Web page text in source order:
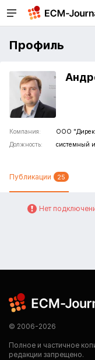
Профиль
Компания:
ООО
Должность:
системный
Публикации 25
Нет
© 2006-2026
Полное и частичное
редакции запрещено.